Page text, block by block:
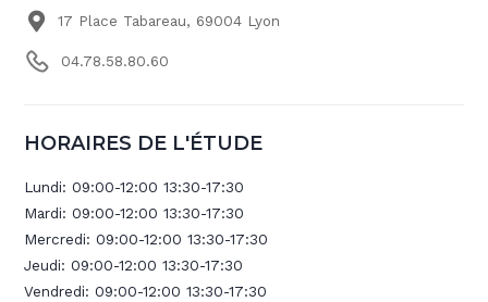
17 Place Tabareau, 69004 Lyon
04.78.58.80.60
HORAIRES DE L'ÉTUDE
Lundi:09:00-12:00 13:30-17:30
Mardi:09:00-12:00 13:30-17:30
Mercredi:09:00-12:00 13:30-17:30
Jeudi:09:00-12:00 13:30-17:30
Vendredi:09:00-12:00 13:30-17:30